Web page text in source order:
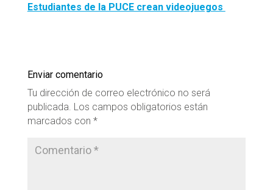
Estudiantes de la PUCE crean videojuegos
Enviar comentario
Tu dirección de correo electrónico no será
publicada. Los campos obligatorios están
marcados con *